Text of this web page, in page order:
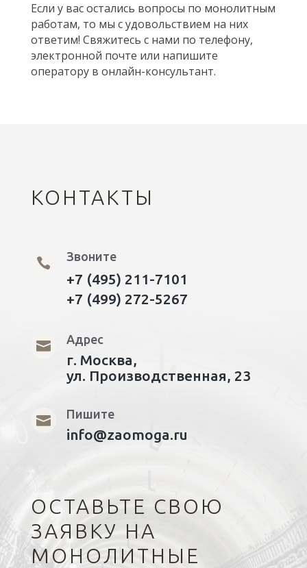
Если у вас остались вопросы по монолитным
работам, то мы с удовольствием на них
ответим! Свяжитесь с нами по телефону,
электронной почте или напишите
оператору в онлайн-консультант.
КОНТАКТЫ
 Звоните
+7 (495) 211-7101
+7 (499) 272-5267
 Адрес
г. Москва,
ул. Производственная, 23
 Пишите
info@zaomoga.ru
ОСТАВЬТЕ СВОЮ
ЗАЯВКУ НА
МОНОЛИТНЫЕ